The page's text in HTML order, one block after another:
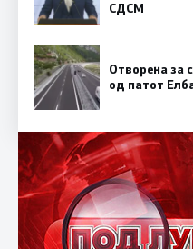
СДСM
Отворена за
од патот